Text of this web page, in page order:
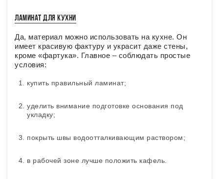
ЛАМИНАТ ДЛЯ КУХНИ
Да, материал можно использовать на кухне. Он
имеет красивую фактуру и украсит даже стены,
кроме «фартука». Главное – соблюдать простые
условия:
купить правильный ламинат;
уделить внимание подготовке основания под
укладку;
покрыть швы водоотталкивающим раствором;
в рабочей зоне лучше положить кафель.